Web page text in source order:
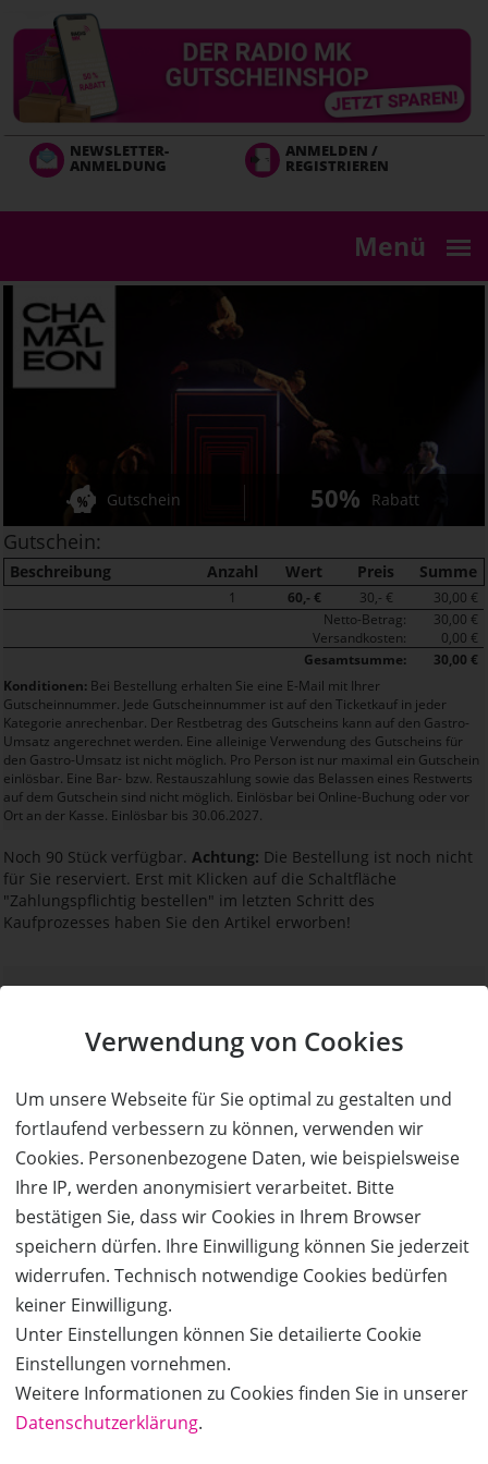
Verwendung von Cookies
Um unsere Webseite für Sie optimal zu gestalten und
fortlaufend verbessern zu können, verwenden wir
Cookies. Personenbezogene Daten, wie beispielsweise
Ihre IP, werden anonymisiert verarbeitet. Bitte
bestätigen Sie, dass wir Cookies in Ihrem Browser
speichern dürfen. Ihre Einwilligung können Sie jederzeit
widerrufen. Technisch notwendige Cookies bedürfen
keiner Einwilligung.
Unter Einstellungen können Sie detailierte Cookie
Einstellungen vornehmen.
Weitere Informationen zu Cookies finden Sie in unserer
Datenschutzerklärung.
zum
Inhalt
NEWSLETTER-
ANMELDUNG
ANMELDEN /
REGISTRIEREN
Menü
Gutschein 50% Rabatt
Gutschein:
Beschreibung Anzahl Wert Preis Summe
1 60,- € 30,- €
30,00 €
Netto-Betrag:
30,00 €
Versandkosten:
0,00 €
Gesamtsumme:
30,00 €
Konditionen: Bei Bestellung erhalten Sie eine E-Mail mit Ihrer
Gutscheinnummer. Jede Gutscheinnummer ist auf den Ticketkauf in jeder
Kategorie anrechenbar. Der Restbetrag des Gutscheins kann auf den Gastro-
Umsatz angerechnet werden. Eine alleinige Verwendung des Gutscheins für
den Gastro-Umsatz ist nicht möglich. Pro Person ist nur maximal ein Gutschein
einlösbar. Eine Bar- bzw. Restauszahlung sowie das Belassen eines Restwerts
auf dem Gutschein sind nicht möglich. Einlösbar bei Online-Buchung oder vor
Ort an der Kasse. Einlösbar bis 30.06.2027.
Noch 90 Stück verfügbar. Achtung: Die Bestellung ist noch nicht
für Sie reserviert. Erst mit Klicken auf die Schaltfläche
"Zahlungspflichtig bestellen" im letzten Schritt des
Kaufprozesses haben Sie den Artikel erworben!
Sie können bei uns einen Kauf auch ohne Kundenkonto
tätigen. Nach Abschluss des Kaufvorgangs haben Sie die
Möglichkeit, Ihre Daten in einem Kundenkonto speichern zu
lassen.
BESTELLUNG FORTSETZEN
Kauf über bestehendes Kundenkonto
Wenn Sie bereits ein Kundenkonto haben, können Sie sich
nachfolgend einloggen. Die Daten, die zur Bestellung nötig sind,
werden dann automatisch aus Ihrem Kundenkonto
übernommen.